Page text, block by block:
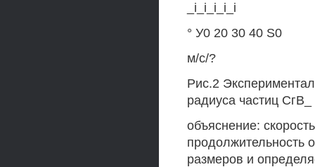
_i_i_i_i_i
° У0 20 30 40 S0
м/с/?
Рис.2
радиуса частиц
объяснение:
продолжительность
размеров и